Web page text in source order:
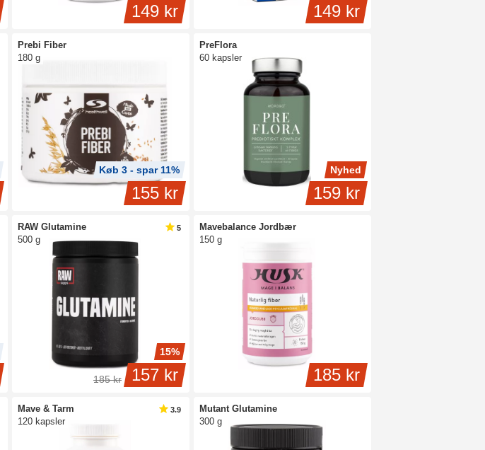
149 kr 149 kr
Prebi Fiber
180 g
Køb 3 - spar 11%
155 kr
PreFlora
60 kapsler
Nyhed
159 kr
RAW Glutamine
500 g
15%
157 kr
185 kr
5
Mavebalance Jordbær
150 g
185 kr
Mave & Tarm
120 kapsler
3.9
Mutant Glutamine
300 g